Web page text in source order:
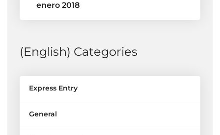
enero 2018
(English) Categories
Express Entry
General